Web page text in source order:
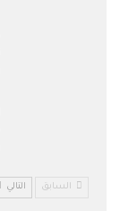
السابق التالي